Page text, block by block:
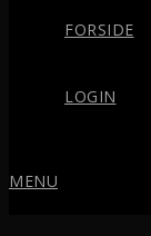
FORSIDE
LOGIN
MENU